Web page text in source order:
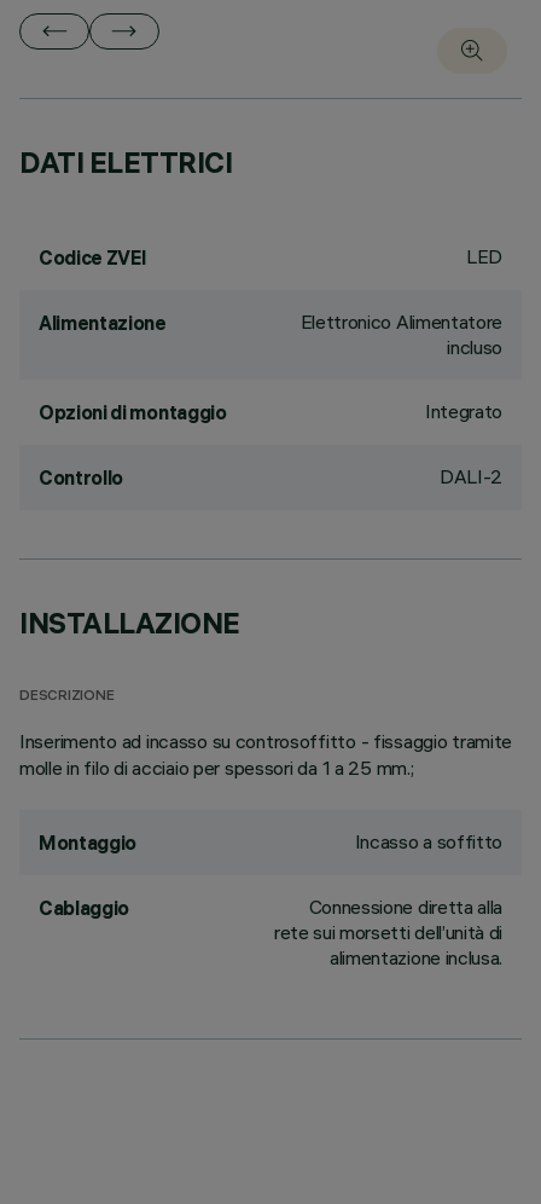
DATI ELETTRICI
Codice ZVEI LED
Alimentazione
Elettronico Alimentatore
incluso
Opzioni di montaggio Integrato
Controllo DALI-2
INSTALLAZIONE
DESCRIZIONE
Inserimento ad incasso su controsoffitto - fissaggio tramite
molle in filo di acciaio per spessori da 1 a 25 mm.;
Montaggio Incasso a soffitto
Cablaggio
Connessione diretta alla
rete sui morsetti dell’unità di
alimentazione inclusa.